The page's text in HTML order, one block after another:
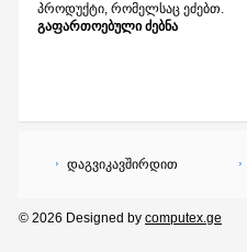
პროდუქტი, რომელსაც ეძებთ.
გაფართოებული ძებნა
დაგვიკავშირდით
© 2026 Designed by computex.ge